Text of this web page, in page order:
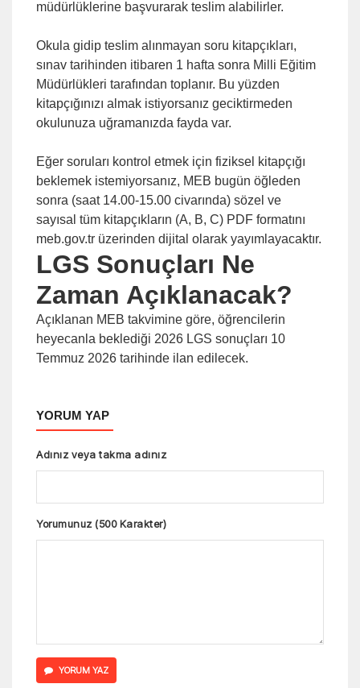
müdürlüklerine başvurarak teslim alabilirler.
Okula gidip teslim alınmayan soru kitapçıkları,
sınav tarihinden itibaren 1 hafta sonra Milli Eğitim
Müdürlükleri tarafından toplanır. Bu yüzden
kitapçığınızı almak istiyorsanız geciktirmeden
okulunuza uğramanızda fayda var.
Eğer soruları kontrol etmek için fiziksel kitapçığı
beklemek istemiyorsanız, MEB bugün öğleden
sonra (saat 14.00-15.00 civarında) sözel ve
sayısal tüm kitapçıkların (A, B, C) PDF formatını
meb.gov.tr üzerinden dijital olarak yayımlayacaktır.
LGS Sonuçları Ne
Zaman Açıklanacak?
Açıklanan MEB takvimine göre, öğrencilerin
heyecanla beklediği 2026 LGS sonuçları 10
Temmuz 2026 tarihinde ilan edilecek.
YORUM YAP
Adınız veya takma adınız
Yorumunuz (500 Karakter)
YORUM YAZ